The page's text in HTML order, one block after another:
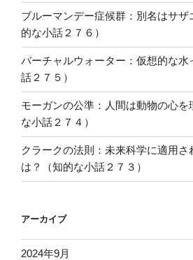
ブルーマンデー症候群：別名はサザ
的な小話２７６）
バーチャルウォーター：仮想的な水
話２７５）
モーガンの公準：人間は動物の心を
な小話２７４）
クラークの法則：未来科学に適用さ
は？（知的な小話２７３）
アーカイブ
2024年9月